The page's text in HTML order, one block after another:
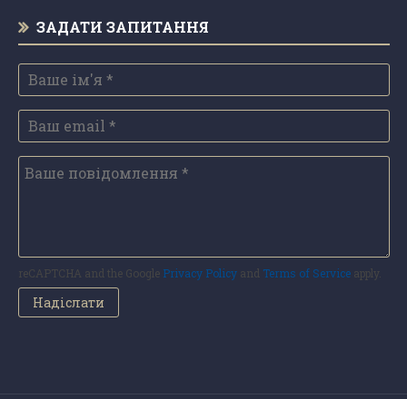
ЗАДАТИ ЗАПИТАННЯ
reCAPTCHA and the Google Privacy Policyand Terms of Serviceapply.